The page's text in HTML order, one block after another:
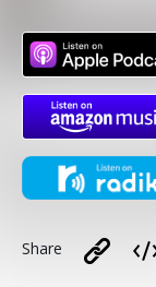
Share